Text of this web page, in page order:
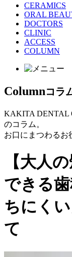
CERAMICS
ORAL
DOCTORS
CLINIC
ACCESS
COLUMN
Columnコラ
KAKITA DENTAL
のコラム。
お口にまつわるお
【大人
できる
ちにく
て